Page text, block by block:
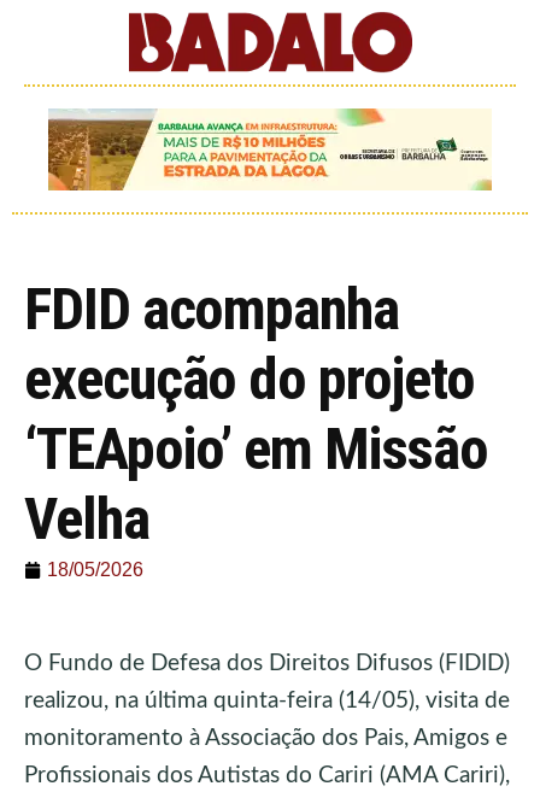
FDID acompanha
execução do projeto
‘TEApoio’ em Missão
Velha
18/05/2026
O Fundo de Defesa dos Direitos Difusos (FIDID)
realizou, na última quinta-feira (14/05), visita de
monitoramento à Associação dos Pais, Amigos e
Profissionais dos Autistas do Cariri (AMA Cariri),